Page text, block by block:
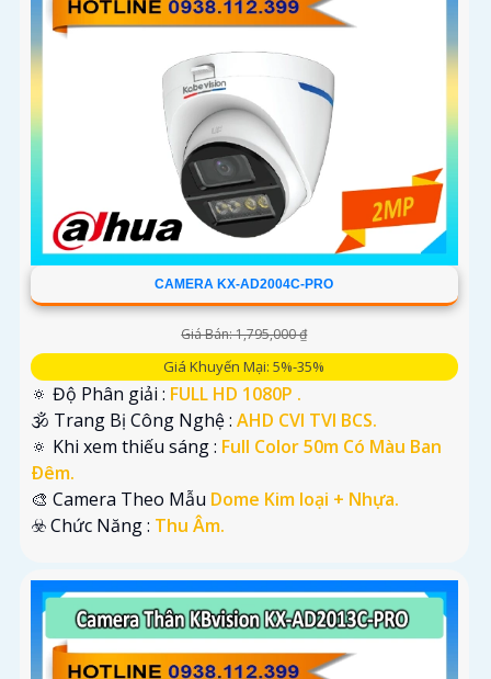
CAMERA KX-AD2004C-PRO
Giá Bán: 1,795,000 ₫
Giá Khuyến Mại: 5%-35%
🔅 Độ Phân giải : FULL HD 1080P .
🕉️ Trang Bị Công Nghệ : AHD CVI TVI BCS.
🔅 Khi xem thiếu sáng : Full Color 50m Có Màu Ban
Ðêm.
🎨 Camera Theo Mẫu Dome Kim loại + Nhựa.
️☣️ Chức Năng : Thu Âm.